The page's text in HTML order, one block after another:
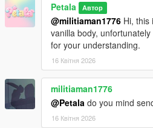
Petala Автор
@militiaman1776 Hi, this
vanilla body,
for your understanding.
16 Квітня 2026
militiaman1776
@Petala do you mind
16 Квітня 2026